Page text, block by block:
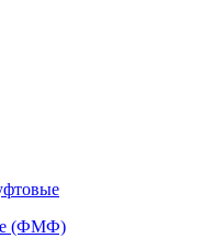
(ФМФ)